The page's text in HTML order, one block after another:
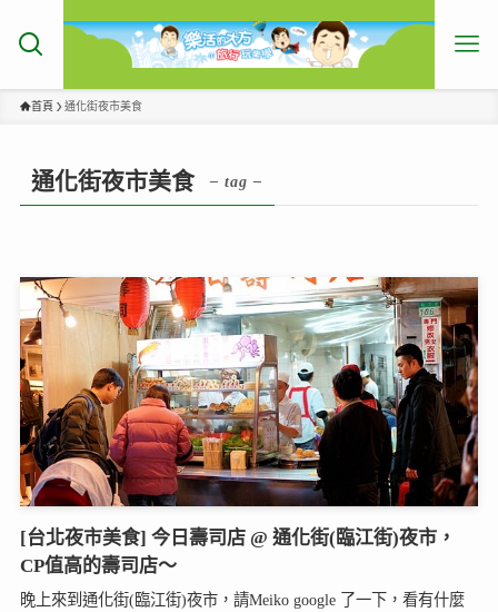
首頁 通化街夜市美食
通化街夜市美食 – tag –
[台北夜市美食] 今日壽司店 @ 通化街(臨江街)夜市，
CP值高的壽司店～
晚上來到通化街(臨江街)夜市，請Meiko google 了一下，看有什麼